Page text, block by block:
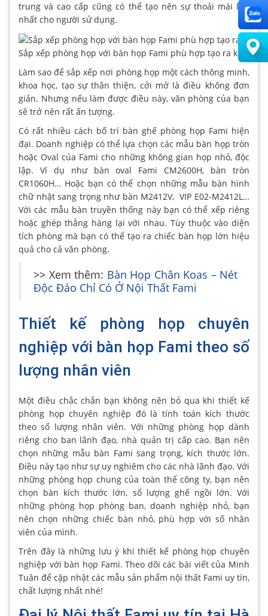
trung và cao cấp cũng có thể tạo nên sự thoải mái lớn
nhất cho người sử dụng.
Sắp xếp phòng họp với bàn họp Fami phù hợp tạo ra không
Làm sao để sắp xếp nơi phòng họp một cách thông minh,
khoa học, tạo sự thân thiện, cởi mở là điều không đơn
giản. Nhưng nếu làm được điều này, văn phòng của bạn
sẽ trở nên rất ấn tượng.
Có rất nhiều cách bố trí bàn ghế phòng họp Fami hiện
đại. Doanh nghiệp có thể lựa chọn các mẫu bàn họp tròn
hoặc Oval của Fami cho những không gian họp nhỏ, độc
lập. Ví dụ như bàn oval Fami CM2600H, bàn tròn
CR1060H… Hoặc bạn có thể chọn những mẫu bàn hình
chữ nhật sang trọng như bàn M2412V, VIP E02-M2412L…
Với các mẫu bàn truyền thống này bạn có thể xếp riêng
hoặc ghép thẳng hàng lại với nhau. Tùy thuộc vào diện
tích phòng mà bạn có thể tạo ra chiếc bàn họp lớn hiệu
quả cho cả văn phòng.
>> Xem thêm: Bàn Họp Chân Koas – Nét
Độc Đáo Chỉ Có Ở Nội Thất Fami
Thiết kế phòng họp chuyên
nghiệp với bàn họp Fami theo số
lượng nhân viên
Một điều chắc chắn bạn không nên bỏ qua khi thiết kế
phòng họp chuyên nghiệp đó là tính toán kích thước
theo số lượng nhân viên. Với những phòng họp dành
riêng cho ban lãnh đạo, nhà quản trị cấp cao. Bạn nên
chọn những mẫu bàn Fami sang trọng, kích thước lớn.
Điều này tạo như sự uy nghiêm cho các nhà lãnh đạo. Với
những phòng họp chung của toàn thể công ty, bạn nên
chọn bàn kích thước lớn, số lượng ghế ngồi lớn. Với
những phòng họp phòng ban, doanh nghiệp nhỏ, bạn
nên chọn những chiếc bàn nhỏ, phù hợp với số nhân
viên của mình.
Trên đây là những lưu ý khi thiết kế phòng họp chuyên
nghiệp với bàn họp Fami. Theo dõi các bài viết của Minh
Tuân để cập nhật các mẫu sản phẩm nội thất Fami uy tín,
chất lượng nhất nhé!